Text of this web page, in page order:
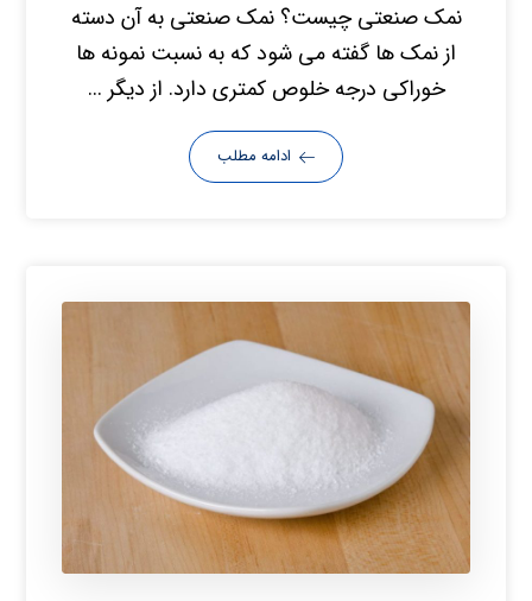
نمک صنعتی چیست؟ نمک صنعتی به آن دسته
از نمک ها گفته می شود که به نسبت نمونه ها
خوراکی درجه خلوص کمتری دارد. از دیگر ...
ادامه مطلب